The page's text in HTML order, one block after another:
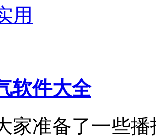
用
软件大全
家准备了一些